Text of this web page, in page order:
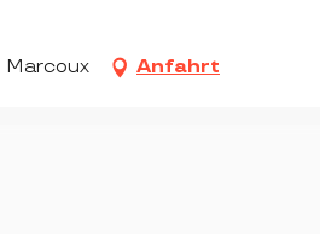
Marcoux
Anfahrt